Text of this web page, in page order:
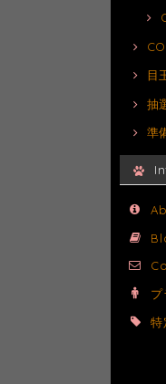
目
抽
準
特